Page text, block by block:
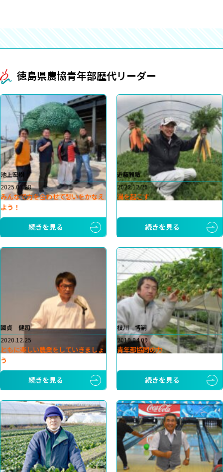
徳島県農協青年部歴代リーダー
池上宏樹
2025.07.28
みんなで力を合わせて想いをかなえ
よう！
続きを見る
近藤雅敏
2022.12.26
渦を起こす
続きを見る
國貞 健司
2020.12.25
ともに楽しい農業をしていきましょ
う
続きを見る
枝川 博嗣
2019.04.09
青年部協同の力
続きを見る